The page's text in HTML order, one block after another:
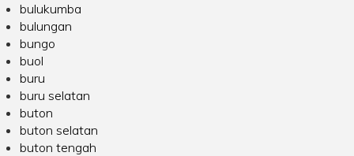
bulukumba
bulungan
bungo
buol
buru
buru selatan
buton
buton selatan
buton tengah